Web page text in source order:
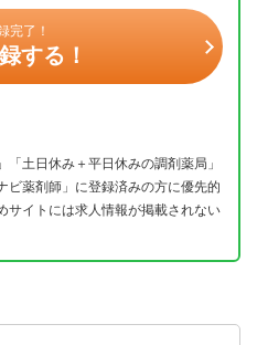
完了！
する！
「土日休み＋平日休みの調剤薬局」
ビ薬剤師」に登録済みの方に優先的
サイトには求人情報が掲載されない